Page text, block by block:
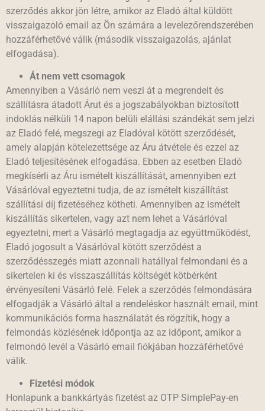
szerződés akkor jön létre, amikor az Eladó által küldött
visszaigazoló email az Ön számára a levelezőrendszerében
hozzáférhetővé válik (második visszaigazolás, ajánlat
elfogadása).
Át nem vett csomagok
Amennyiben a Vásárló nem veszi át a megrendelt és
szállításra átadott Árut és a jogszabályokban biztosított
indoklás nélküli 14 napon belüli elállási szándékát sem jelzi
az Eladó felé, megszegi az Eladóval kötött szerződését,
amely alapján kötelezettsége az Áru átvétele és ezzel az
Eladó teljesítésének elfogadása. Ebben az esetben Eladó
megkísérli az Áru ismételt kiszállítását, amennyiben ezt
Vásárlóval egyeztetni tudja, de az ismételt kiszállítást
szállítási díj fizetéséhez kötheti. Amennyiben az ismételt
kiszállítás sikertelen, vagy azt nem lehet a Vásárlóval
egyeztetni, mert a Vásárló megtagadja az együttműködést,
Eladó jogosult a Vásárlóval kötött szerződést a
szerződésszegés miatt azonnali hatállyal felmondani és a
sikertelen ki és visszaszállítás költségét kötbérként
érvényesíteni Vásárló felé. Felek a szerződés felmondására
elfogadják a Vásárló által a rendeléskor használt email, mint
kommunikációs forma használatát és rögzítik, hogy a
felmondás közlésének időpontja az az időpont, amikor a
felmondó levél a Vásárló email fiókjában hozzáférhetővé
válik.
Fizetési módok
Honlapunk a bankkártyás fizetést az OTP SimplePay-en